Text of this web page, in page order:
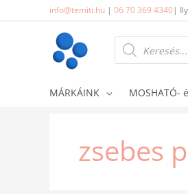
to
info@temiti.hu | 06 70 369 4340|
Products
search
MÁRKÁINK MOSHATÓ-
zsebes